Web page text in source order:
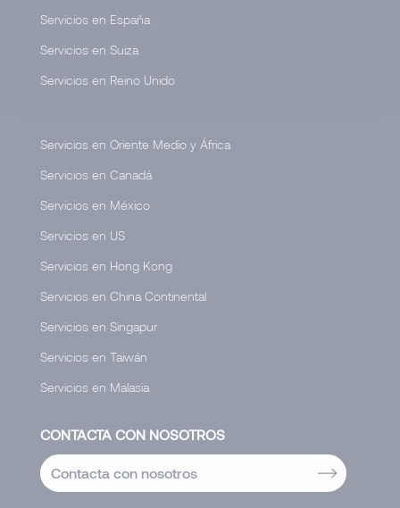
Servicios en España
Servicios en Suiza
Servicios en Reino Unido
Servicios en Oriente Medio y África
Servicios en Canadá
Servicios en México
Servicios en US
Servicios en Hong Kong
Servicios en China Continental
Servicios en Singapur
Servicios en Taiwán
Servicios en Malasia
CONTACTA CON NOSOTROS
Contacta con nosotros